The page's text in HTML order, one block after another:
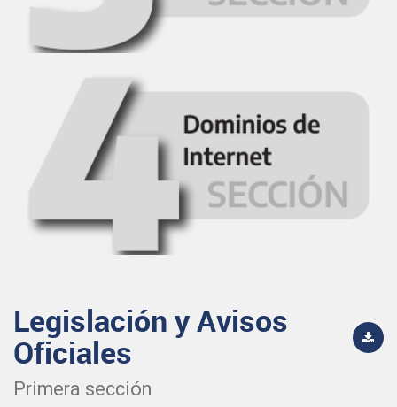
Legislación y Avisos
Oficiales
Primera sección